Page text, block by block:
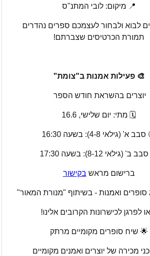
📍 מיקום: לובי המתנ"ס
תמורת הכרטיסים שצברתם!
🎨 פעילות אמנות ב"צומת"
יוצרים בהשראת חודש הספר
🗓️ מתי: יום שלישי, 16.6
א' (גילאי 4-8): בשעה 16:30
ב' (גילאי 8-12): בשעה 17:30
ברישום מראש בקישור
ואמנות - בשיתוף "מנורת המאור"
לפרגן לכישרונות הקרובים אלינו!
🌟 שיח סופרים מקומיים מרתק
מכירה של יוצרים ואמנים מקומיים